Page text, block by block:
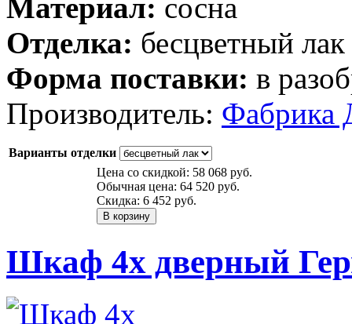
Материал: сосна
Отделка: бесцветный лак
Форма поставки: в
Производитель: Фабрика
Варианты отделки
Цена со скидкой: 58 068 руб.
Обычная цена: 64 520 руб.
Скидка: 6 452 руб.
Шкаф 4х дверный